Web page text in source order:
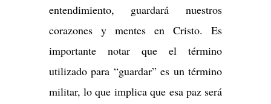
entendimiento, guardará nuestros
corazones y mentes en Cristo. Es
importante notar que el término
utilizado para “guardar” es un término
militar, lo que implica que esa paz será